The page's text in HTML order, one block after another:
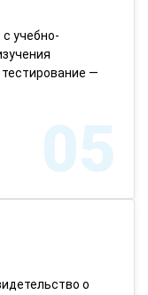
учебно-
—
05
о